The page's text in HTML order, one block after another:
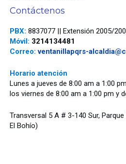
Contáctenos
PBX: 8837077 || Extensión 2005/
Móvil: 3214134481
Correo: ventanillapqrs-alcaldia@
Horario atención
Lunes a jueves de 8:00 am a 1:00
los viernes de 8:00 am a 1:00 pm y
Transversal 5 A # 3-140 Sur,
El Bohío)